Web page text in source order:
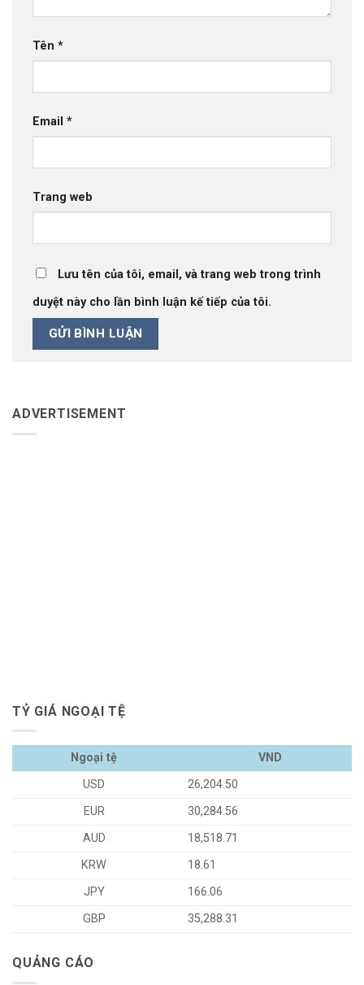
Tên *
Email *
Trang web
Lưu tên của tôi, email, và trang web trong trình
duyệt này cho lần bình luận kế tiếp của tôi.
ADVERTISEMENT
TỶ GIÁ NGOẠI TỆ
Ngoại tệ
VND
USD
26,204.50
EUR
30,284.56
AUD
18,518.71
KRW
18.61
JPY
166.06
GBP
35,288.31
QUẢNG CÁO